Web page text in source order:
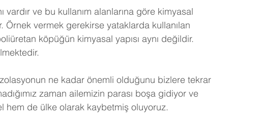
vardır ve bu kullanım alanlarına göre kimyasal
Örnek vermek gerekirse yataklarda kullanılan
köpüğün kimyasal yapısı aynı değildir.
izolasyonun ne kadar önemli olduğunu bizlere tekrar
zaman ailemizin parası boşa gidiyor ve
hem de ülke olarak kaybetmiş oluyoruz.